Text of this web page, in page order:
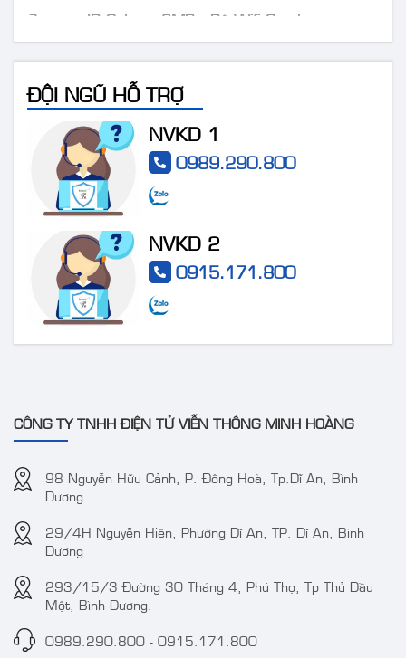
Camera IP Colorvu 2MP
Bộ Wifi Combo
Camera IP AcuSense
thân trụ thế hệ 2 4MP
VT-2CD3BG-DC
Camera DS-
Camera IP 4MP
IPC-HDW2449T-S-PRO
(kbt)
Camera TVT TD-
Water-proof Bullet
ĐỘI NGŨ HỖ TRỢ
NVKD 1
0989.290.800
NVKD 2
0915.171.800
CÔNG TY TNHH ĐIỆN TỬ VIỄN THÔNG MINH HOÀNG
98 Nguyễn Hữu Cảnh, P. Đông Hoà, Tp.Dĩ An, Bình
Dương
29/4H Nguyễn Hiền, Phường Dĩ An, TP. Dĩ An, Bình
Dương
293/15/3 Đường 30 Tháng 4, Phú Thọ, Tp Thủ Dầu
Một, Bình Dương.
0989.290.800 - 0915.171.800